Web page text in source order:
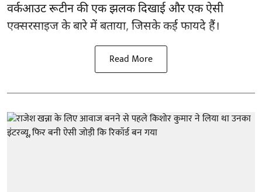
वर्कआउट रूटीन की एक झलक दिखाई और एक ऐसी
एक्सरसाइज के बारे में बताया, जिसके कई फायदे हैं।
Read More